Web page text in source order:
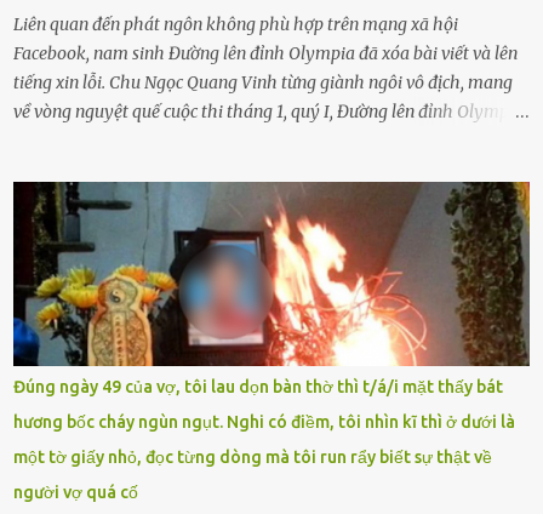
không dạy con cẩn...
Liên quan đến phát ngôn không phù hợp trên mạng xã hội
Facebook, nam sinh Đường lên đỉnh Olympia đã xóa bài viết và lên
tiếng xin lỗi. Chu Ngọc Quang Vinh từng giành ngôi vô địch, mang
về vòng nguyệt quế cuộc thi tháng 1, quý I, Đường lên đỉnh Olympia.
chưa phù hợp, gây xôn xao, bức xúc trong dư luận. Ngay sau đó,
Trường THPT Chuyên Nguyễn Tất Thành báo cáo xác nhận tài
khoản Chu Vinh là của học sinh Chu Ngọc Quang Vinh, lớp 12 Anh
của nhà trường. Nam sinh này từng giành ngôi vô địch, mang về
vòng nguyệt quế cuộc thi tháng 1, quý I, Đường lên đỉnh Olympia
năm thứ 24. Quá trình giáo dục, học sinh Chu Ngọc Quang Vinh đã
nhận thức được nội dung bài viết của bản thân trên mạng xã hội
ngày 1.9 là chưa phù hợp nên đã chủ động gỡ bài viết và đăng bài
xin lỗi trên trang Facebook cá nhân. Chu Ngọc Quang Vinh làm việc
với cơ quan chức năng. Ảnh: Đơn vị cung...
Đúng ngày 49 của vợ, tôi lau dọn bàn thờ thì t/á/i mặt thấy bát
hương bốc cháy ngùn ngụt. Nghi có điềm, tôi nhìn kĩ thì ở dưới là
một tờ giấy nhỏ, đọc từng dòng mà tôi run rẩy biết sự thật về
người vợ quá cố